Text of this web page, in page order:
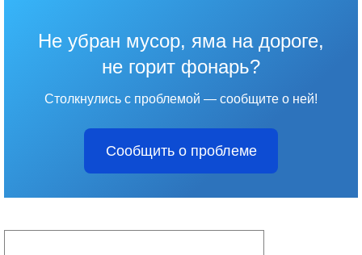
Не убран мусор, яма на дороге,
не горит фонарь?
Столкнулись с проблемой — сообщите о ней!
Сообщить о проблеме